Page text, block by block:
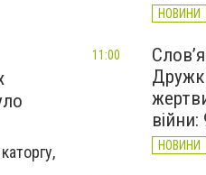
НОВИНИ
НОВИНИ
11:00